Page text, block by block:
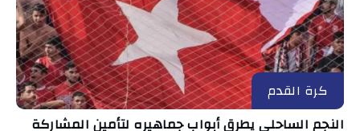
كرة القدم
النجم الساحلي يطرق أبواب جماهيره لتأمين المشاركة